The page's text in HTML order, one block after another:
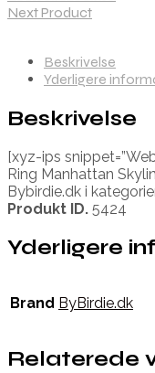
Next Product
Beskrivelse
Yderligere
Beskrivelse
[xyz-ips
Ring Manhattan
Bybirdie.dk i
Produkt ID. 5424
Yderligere
Brand ByBirdie.dk
Relaterede